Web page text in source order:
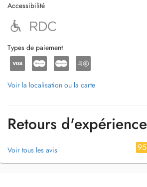
Accessibilité
Types de paiement
Voir la localisation ou la carte
Retours d'expérience
Voir tous les avis 95